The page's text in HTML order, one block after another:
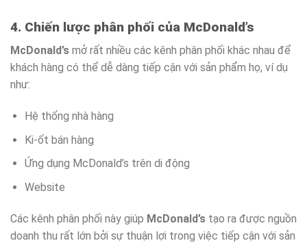
4. Chiến lược phân phối của McDonald’s
McDonald’s mở rất nhiều các kênh phân phối khác nhau để
khách hàng có thể dễ dàng tiếp cận với sản phẩm họ, ví dụ
như:
Hệ thống nhà hàng
Ki-ốt bán hàng
Ứng dụng McDonald’s trên di động
Website
Các kênh phân phối này giúp McDonald’s tạo ra được nguồn
doanh thu rất lớn bởi sự thuận lợi trong việc tiếp cận với sản